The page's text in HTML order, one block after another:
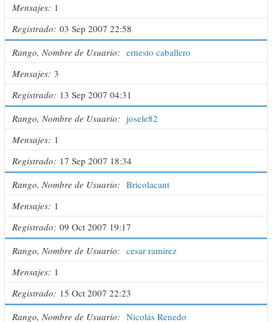
Mensajes 1
Registrado 03 Sep 2007 22:58
Rango, Nombre de Usuario
ernesto caballero
Mensajes 3
Registrado
13 Sep 2007 04:31
Rango, Nombre de Usuario
josele82
Mensajes 1
Registrado
17 Sep 2007 18:34
Rango, Nombre de Usuario
Bricolacant
Mensajes 1
Registrado 09 Oct 2007 19:17
Rango, Nombre de Usuario
cesar ramirez
Mensajes 1
Registrado
15 Oct 2007 22:23
Rango, Nombre de Usuario
Nicolás Renedo